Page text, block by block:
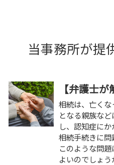
当事務所が提
【弁護士
相続は、亡く
となる親族な
し、認知症にか
相続手続きに問
このような問
よいのでしょ